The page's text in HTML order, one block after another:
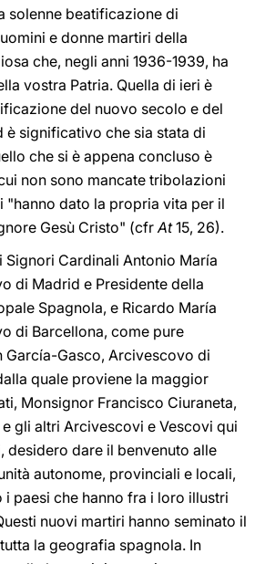
solenne beatificazione di
e donne martiri della
che, negli anni 1936-1939, ha
vostra Patria. Quella di ieri è
del nuovo secolo e del
è significativo che sia stata di
che si è appena concluso è
non sono mancate tribolazioni
"hanno dato la propria vita per il
Gesù Cristo" (cfrAt15, 26).
Signori Cardinali Antonio María
di Madrid e Presidente della
Spagnola, e Ricardo María
di Barcellona, come pure
García-Gasco, Arcivescovo di
quale proviene la maggior
Monsignor Francisco Ciuraneta,
gli altri Arcivescovi e Vescovi qui
desidero dare il benvenuto alle
autonome, provinciali e locali,
i paesi che hanno fra i loro illustri
nuovi martiri hanno seminato il
la geografia spagnola. In